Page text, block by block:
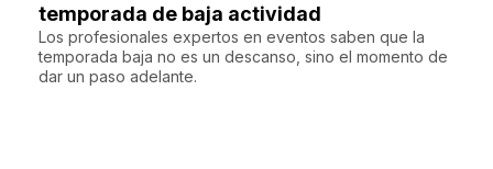
temporada de baja actividad
Los profesionales expertos en eventos saben que la
temporada baja no es un descanso, sino el momento de
dar un paso adelante.